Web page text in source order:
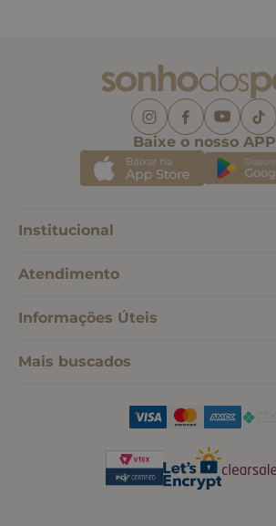
Baixe o nosso APP
Institucional
Atendimento
Informações Úteis
Mais buscados